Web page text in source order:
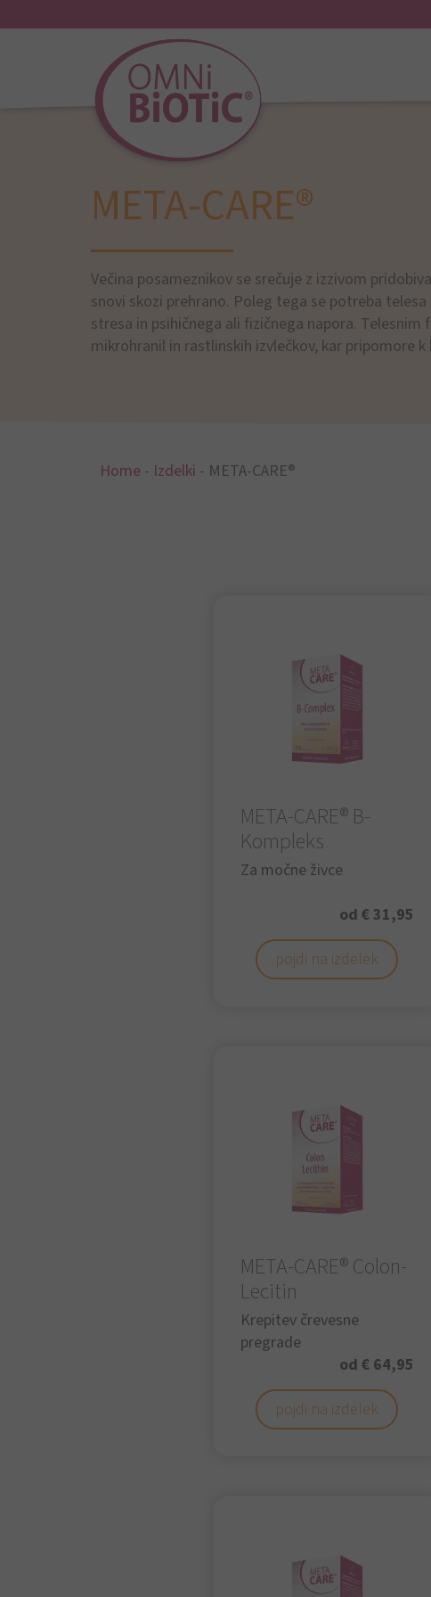
META-CARE®
Večina posameznikov se srečuje z izzivom
snovi skozi prehrano. Poleg tega se potreba
stresa in psihičnega ali fizičnega napora.
mikrohranil in rastlinskih izvlečkov, kar pripomore
Home - Izdelki - META-CARE®
META-CARE® B-
Kompleks
Za močne živce
od € 31,95
pojdi na izdelek
META-CARE® Colon-
Lecitin
Krepitev črevesne
pregrade
od € 64,95
pojdi na izdelek